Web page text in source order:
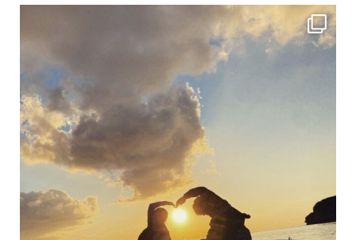
修学旅行シーズンも終わり、一気に冷え込んできました。 2025年今年もあっという間に終